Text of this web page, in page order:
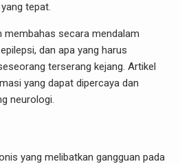
tepat.
membahas secara mendalam
dan apa yang harus
terserang kejang. Artikel
yang dapat dipercaya dan
neurologi.
yang melibatkan gangguan pada